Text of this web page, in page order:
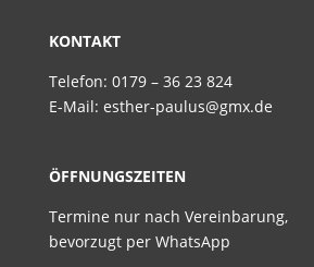
KONTAKT
Telefon: 0179 – 36 23 824
E-Mail: esther-paulus@gmx.de
ÖFFNUNGSZEITEN
Termine nur nach Vereinbarung,
bevorzugt per WhatsApp